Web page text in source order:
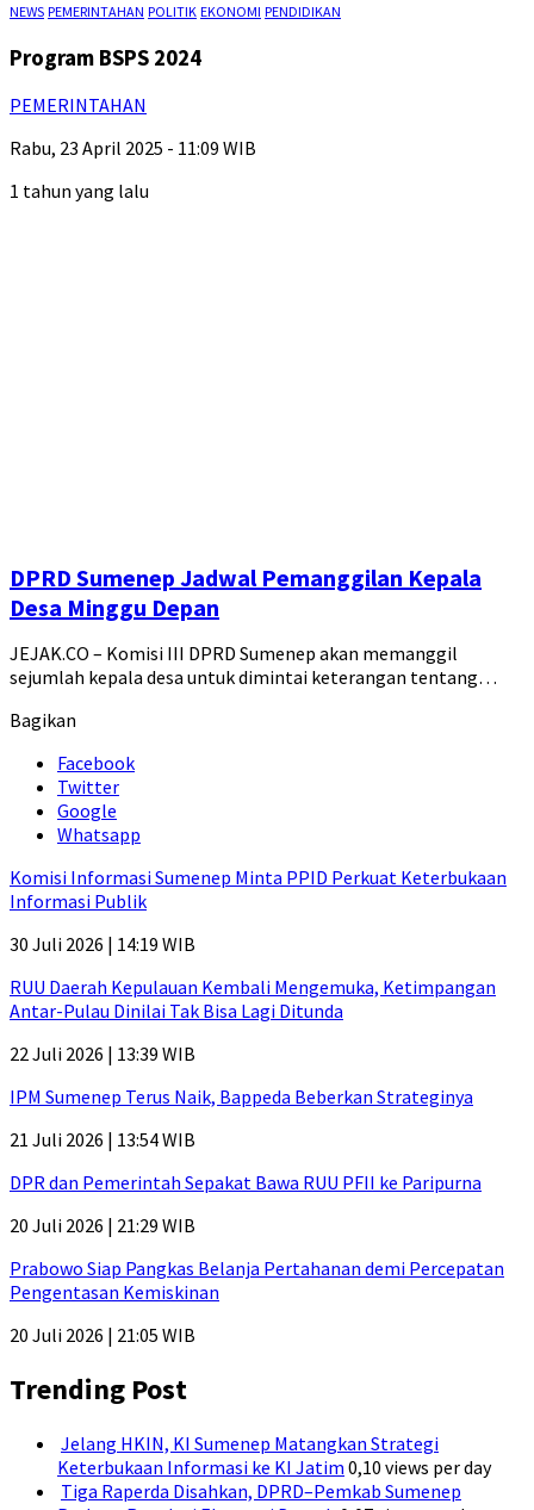
NEWS PEMERINTAHAN POLITIK EKONOMI PENDIDIKAN
Program BSPS 2024
PEMERINTAHAN
Rabu, 23 April 2025 - 11:09 WIB
1 tahun yang lalu
DPRD Sumenep Jadwal Pemanggilan Kepala
Desa Minggu Depan
JEJAK.CO – Komisi III DPRD Sumenep akan memanggil
sejumlah kepala desa untuk dimintai keterangan tentang…
Bagikan
Facebook
Twitter
Google
Whatsapp
Komisi Informasi Sumenep Minta PPID Perkuat Keterbukaan
Informasi Publik
30 Juli 2026 | 14:19 WIB
RUU Daerah Kepulauan Kembali Mengemuka, Ketimpangan
Antar-Pulau Dinilai Tak Bisa Lagi Ditunda
22 Juli 2026 | 13:39 WIB
IPM Sumenep Terus Naik, Bappeda Beberkan Strateginya
21 Juli 2026 | 13:54 WIB
DPR dan Pemerintah Sepakat Bawa RUU PFII ke Paripurna
20 Juli 2026 | 21:29 WIB
Prabowo Siap Pangkas Belanja Pertahanan demi Percepatan
Pengentasan Kemiskinan
20 Juli 2026 | 21:05 WIB
Trending Post
Jelang HKIN, KI Sumenep Matangkan Strategi
Keterbukaan Informasi ke KI Jatim 0,10 views per day
Tiga Raperda Disahkan, DPRD–Pemkab Sumenep